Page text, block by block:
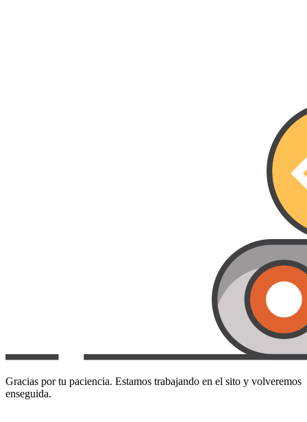
Gracias por tu paciencia. Estamos trabajando en el sito y volveremos
enseguida.